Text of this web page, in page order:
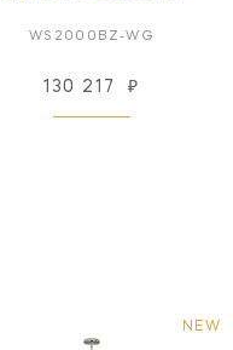
WS2000BZ-WG
130 217 ₽
NEW